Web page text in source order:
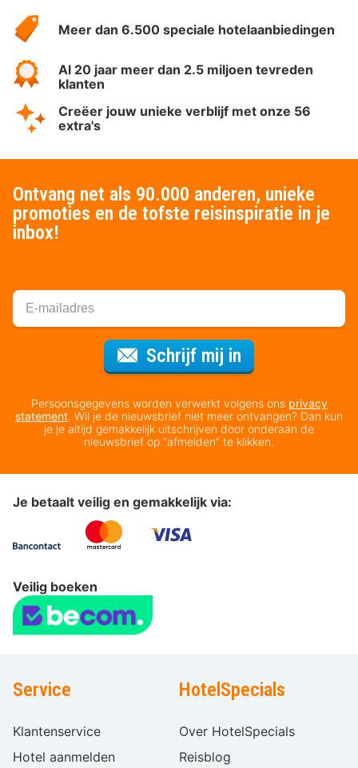
HotelSpecials
Meer dan 6.500 speciale hotelaanbiedingen
Al 20 jaar meer dan 2.5 miljoen tevreden
klanten
Creëer jouw unieke verblijf met onze 56
extra's
Ontvang net als 90.000 anderen, unieke
promoties en de tofste reisinspiratie in je
inbox!
Schrijf mij in
Persoonsgegevens worden verwerkt volgens ons privacy
statement. Wil je de nieuwsbrief niet meer ontvangen? Dan kun
je je altijd gemakkelijk uitschrijven door onderaan de
nieuwsbrief op “afmelden” te klikken.
Je betaalt veilig en gemakkelijk via:
Veilig boeken
Service
Klantenservice
Hotel aanmelden
HotelSpecials
Over HotelSpecials
Reisblog